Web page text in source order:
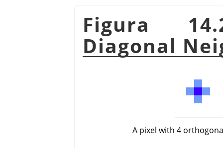
Figura
Diagonal
A pixel with 4